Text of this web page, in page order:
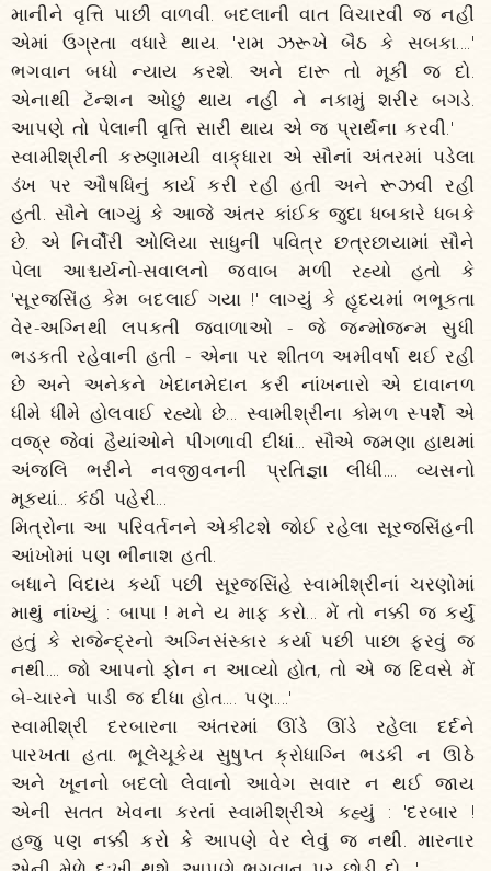
માનીને વૃત્તિ પાછી વાળવી. બદલાની વાત વિચારવી જ નહીં
એમાં ઉગ્રતા વધારે થાય. 'રામ ઝરૂખે બૈઠ કે સબકા....'
ભગવાન બધો ન્યાય કરશે. અને દારૂ તો મૂકી જ દો.
એનાથી ટૅન્શન ઓછું થાય નહીં ને નકામું શરીર બગડે.
આપણે તો પેલાની વૃત્તિ સારી થાય એ જ પ્રાર્થના કરવી.'
સ્વામીશ્રીની કરુણામયી વાક્‌ધારા એ સૌનાં અંતરમાં પડેલા
ડંખ પર ઔષધિનું કાર્ય કરી રહી હતી અને રૂઝવી રહી
હતી. સૌને લાગ્યું કે આજે અંતર કાંઈક જુદા ધબકારે ધબકે
છે. એ નિર્વૌરી ઓલિયા સાધુની પવિત્ર છત્રછાયામાં સૌને
પેલા આશ્ચર્યનો-સવાલનો જવાબ મળી રહ્યો હતો કે
'સૂરજસિંહ કેમ બદલાઈ ગયા !' લાગ્યું કે હૃદયમાં ભભૂકતા
વેર-અગ્નિથી લપકતી જ્વાળાઓ - જે જન્મોજન્મ સુધી
ભડકતી રહેવાની હતી - એના પર શીતળ અમીવર્ષા થઈ રહી
છે અને અનેકને ખેદાનમેદાન કરી નાંખનારો એ દાવાનળ
ધીમે ધીમે હોલવાઈ રહ્યો છે... સ્વામીશ્રીના કોમળ સ્પર્શે એ
વજ્ર જેવાં હૈયાંઓને પીગળાવી દીધાં... સૌએ જમણા હાથમાં
અંજલિ ભરીને નવજીવનની પ્રતિજ્ઞા લીધી.... વ્યસનો
મૂક્યાં... કંઠી પહેરી...
મિત્રોના આ પરિવર્તનને એકીટશે જોઈ રહેલા સૂરજસિંહની
આંખોમાં પણ ભીનાશ હતી.
બધાને વિદાય કર્યા પછી સૂરજસિંહે સ્વામીશ્રીનાં ચરણોમાં
માથું નાંખ્યું : બાપા ! મને ય માફ કરો... મેં તો નક્કી જ કર્યું
હતું કે રાજેન્દ્રનો અગ્નિસંસ્કાર કર્યા પછી પાછા ફરવું જ
નથી.... જો આપનો ફોન ન આવ્યો હોત, તો એ જ દિવસે મેં
બે-ચારને પાડી જ દીધા હોત.... પણ....'
સ્વામીશ્રી દરબારના અંતરમાં ઊંડે ઊંડે રહેલા દર્દને
પારખતા હતા. ભૂલેચૂકેય સુષુપ્ત ક્રોધાગ્નિ ભડકી ન ઊઠે
અને ખૂનનો બદલો લેવાનો આવેગ સવાર ન થઈ જાય
એની સતત ખેવના કરતાં સ્વામીશ્રીએ કહ્યું : 'દરબાર !
હજુ પણ નક્કી કરો કે આપણે વેર લેવું જ નથી. મારનાર